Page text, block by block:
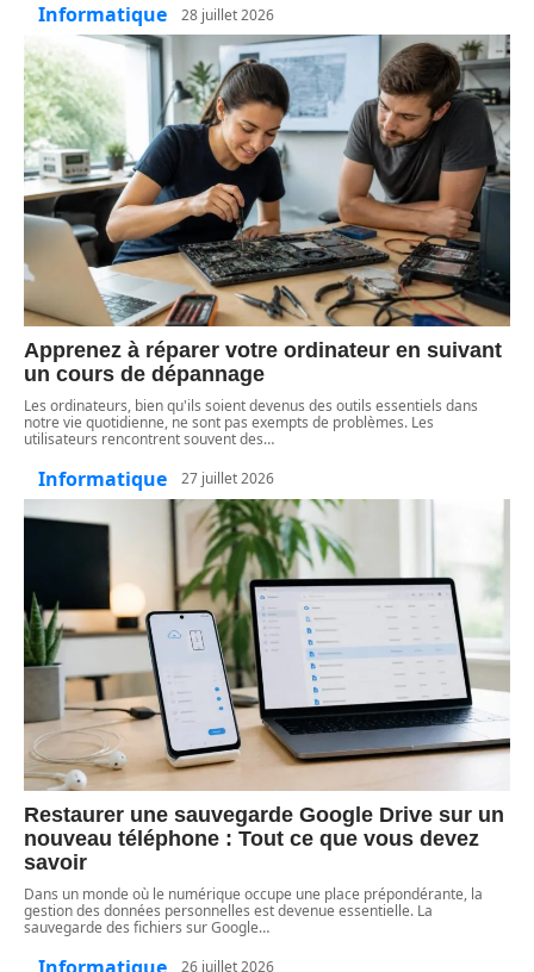
Informatique 28 juillet 2026
Apprenez à réparer votre ordinateur en suivant
un cours de dépannage
Les ordinateurs, bien qu'ils soient devenus des outils essentiels dans
notre vie quotidienne, ne sont pas exempts de problèmes. Les
utilisateurs rencontrent souvent des…
Informatique 27 juillet 2026
Restaurer une sauvegarde Google Drive sur un
nouveau téléphone : Tout ce que vous devez
savoir
Dans un monde où le numérique occupe une place prépondérante, la
gestion des données personnelles est devenue essentielle. La
sauvegarde des fichiers sur Google…
26 juillet 2026